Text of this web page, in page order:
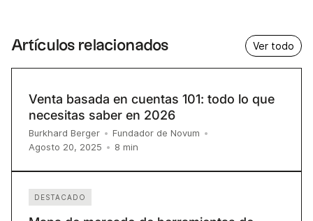
Artículos relacionados Ver todo
Venta basada en cuentas 101: todo lo que
necesitas saber en 2026
Burkhard Berger • Fundador de Novum •
Agosto 20, 2025 • 8 min
DESTACADO